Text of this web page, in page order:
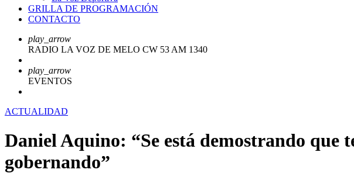
GRILLA DE PROGRAMACIÓN
CONTACTO
play_arrow
RADIO LA VOZ DE MELO CW 53 AM 1340
play_arrow
EVENTOS
ACTUALIDAD
Daniel Aquino: “Se está demostrando que
gobernando”